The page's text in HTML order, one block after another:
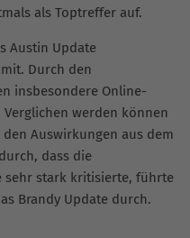
als Toptreffer auf.
Austin Update
mit. Durch den
insbesondere Online-
werden können
Auswirkungen aus dem
dass die
sehr stark kritisierte, führte
Brandy Update durch.